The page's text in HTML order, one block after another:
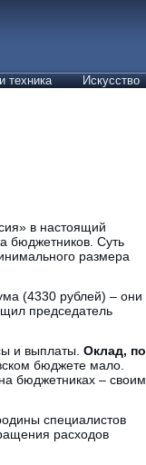
техника Искусство
в настоящий
бюджетников. Суть
размера
(4330 рублей) – они
председатель
и выплаты. Оклад, по
бюджете мало.
бюджетниках – своим
специалистов
расходов